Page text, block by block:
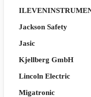
Jackson Safety
Jasic
Kjellberg GmbH
Lincoln Electric
Migatronic